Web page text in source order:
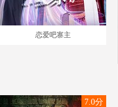
恋爱吧寨主
7.0分